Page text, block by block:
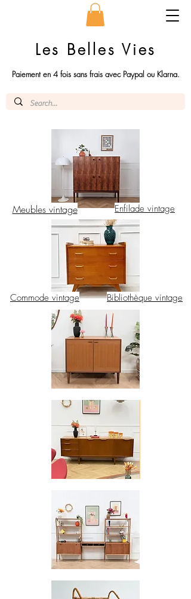
Les Belles Vies
Paiement en 4 fois sans frais avec Paypal ou Klarna.
Meubles vintage Enfilade vintage
Commode vintage Bibliothèque vintage